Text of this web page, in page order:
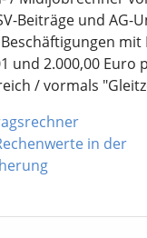
Beiträge und AG-
mit
und 2.000,00 Euro
/ vormals
in der